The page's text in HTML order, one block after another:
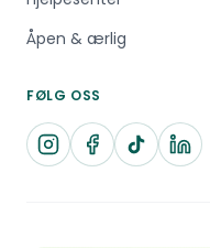
Åpen & ærlig
FØLG OSS